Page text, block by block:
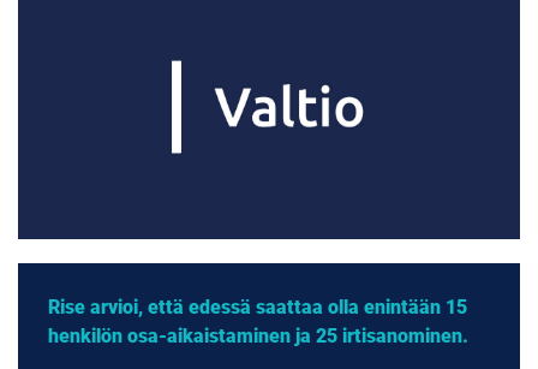
Rise arvioi, että edessä saattaa olla enintään 15
henkilön osa-aikaistaminen ja 25 irtisanominen.